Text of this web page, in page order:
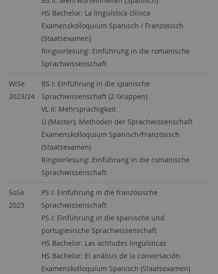
HS Bachelor: La lingüística clínica
Examenskolloquium Spanisch / Französisch
(Staatsexamen)
Ringvorlesung: Einführung in die romanische
Sprachwissenschaft
WiSe
2023/24
BS I: Einführung in die spanische
Sprachwissenschaft (2 Gruppen)
VL II: Mehrsprachigkeit
Ü (Master): Methoden der Sprachwissenschaft
Examenskolloquium Spanisch/Französisch
(Staatsexamen)
Ringvorlesung: Einführung in die romanische
Sprachwissenschaft
SoSe
2023
PS I: Einführung in die französische
Sprachwissenschaft
PS I: Einführung in die spanische und
portugiesische Sprachwissenschaft
HS Bachelor: Las actitudes lingüísticas
HS Bachelor: El análisis de la conversación
Examenskolloquium Spanisch (Staatsexamen)